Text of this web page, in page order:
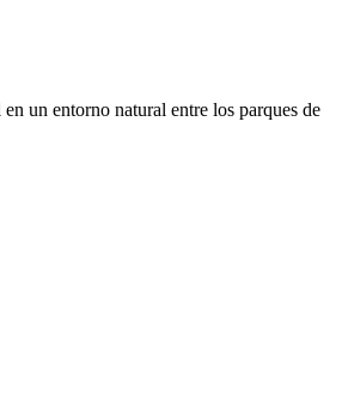
un entorno natural entre los parques de